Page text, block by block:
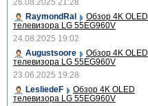
26.08.2025 21:28
RaymondRal
Обзор 4K OLED
телевизора LG 55EG960V
24.08.2025 19:02
Augustsoore
Обзор 4K OLED
телевизора LG 55EG960V
23.06.2025 19:28
LesliedeF
Обзор 4K OLED
телевизора LG 55EG960V